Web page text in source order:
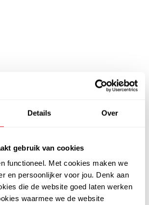
Details Over
gebruik van cookies
functioneel. Met cookies maken we
en persoonlijker voor jou. Denk aan
die de website goed laten werken
waarmee we de website